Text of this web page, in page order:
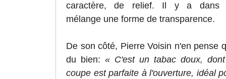
caractère, de relief. Il y a dans
mélange une forme de transparence.
De son côté, Pierre Voisin n'en pense
du bien: « C'est un tabac doux,
coupe est parfaite à l'ouverture, idéal